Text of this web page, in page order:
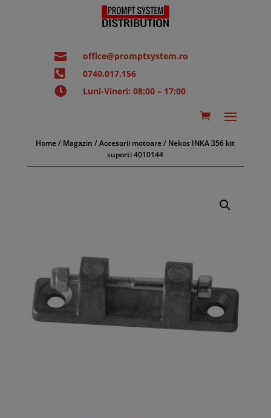
 office@promptsystem.ro
 0740.017.156
 Luni-Vineri: 08:00 – 17:00
Home/ Magazin /Accesorii motoare/ Nekos INKA 356 kit
suporti 4010144